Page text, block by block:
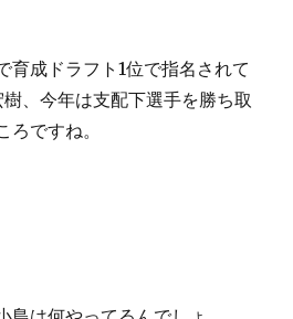
育成ドラフト1位で指名されて
、今年は支配下選手を勝ち取
ですね。